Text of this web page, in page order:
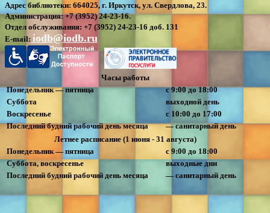
Адрес библиотеки: 664025, г. Иркутск, ул. Свердлова, 23.
Администрация:+7 (3952) 24-23-16.
Отдел обслуживания: +7 (3952) 24-23-16 доб. 131
E-mail: iodb@iodb.ru
Часы работы
Понедельник — пятница
с 9:00 до 18:00
Суббота
выходной день
Воскресенье
с 10:00 до 17:00
Последний будний рабочий день месяца
— санитарный день
Летнее расписание (1 июня - 31 августа)
Понедельник — пятница
с 9:00 до 18:00
Суббота, воскресенье
выходные дни
Последний будний рабочий день месяца
— санитарный день